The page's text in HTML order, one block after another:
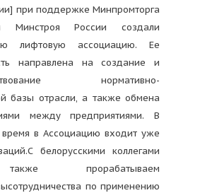
при поддержке Минпромторга
Минстроя России создали
лифтовую ассоциацию. Ее
направлена на создание и
нормативно-
базы отрасли, а также обмена
между предприятиями. В
в Ассоциацию входит уже
белорусскими коллегами
прорабатываем
по применению